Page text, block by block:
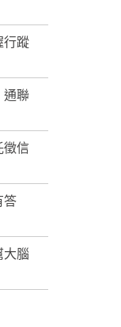
行蹤
通聯
徵信
答
大腦